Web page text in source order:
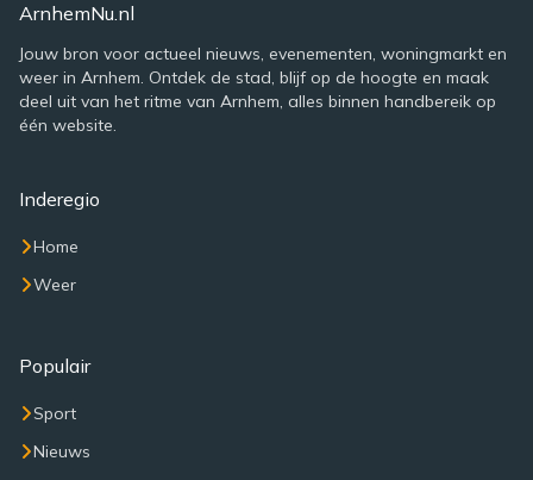
ArnhemNu.nl
Jouw bron voor actueel nieuws, evenementen, woningmarkt en
weer in Arnhem. Ontdek de stad, blijf op de hoogte en maak
deel uit van het ritme van Arnhem, alles binnen handbereik op
één website.
Inderegio
Home
Weer
Populair
Sport
Nieuws